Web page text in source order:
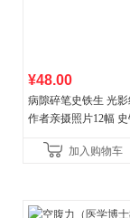
¥48.00
病隙碎笔史铁生 光
作者亲摄照片12幅
加入购物车